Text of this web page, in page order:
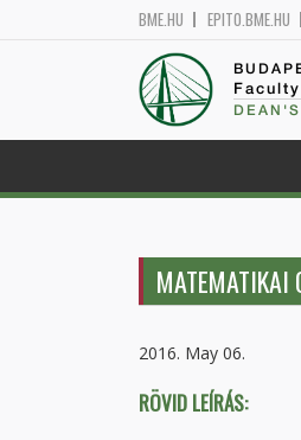
BME.HU EPITO.BME.HU
MATEMATIKAI
2016. May 06.
RÖVID LEÍRÁS: